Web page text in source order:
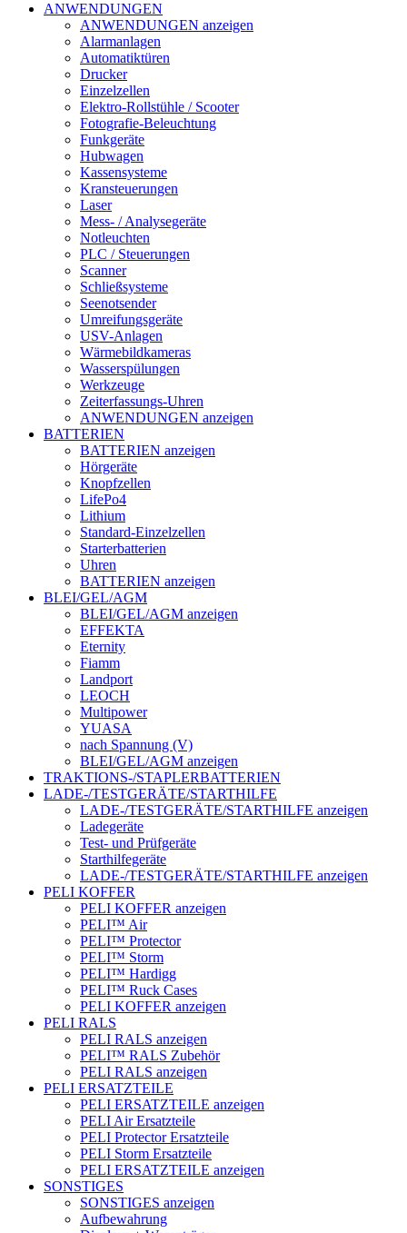
ANWENDUNGEN
ANWENDUNGEN anzeigen
Alarmanlagen
Automatiktüren
Drucker
Einzelzellen
Elektro-Rollstühle / Scooter
Fotografie-Beleuchtung
Funkgeräte
Hubwagen
Kassensysteme
Kransteuerungen
Laser
Mess- / Analysegeräte
Notleuchten
PLC / Steuerungen
Scanner
Schließsysteme
Seenotsender
Umreifungsgeräte
USV-Anlagen
Wärmebildkameras
Wasserspülungen
Werkzeuge
Zeiterfassungs-Uhren
ANWENDUNGEN anzeigen
BATTERIEN
BATTERIEN anzeigen
Hörgeräte
Knopfzellen
LifePo4
Lithium
Standard-Einzelzellen
Starterbatterien
Uhren
BATTERIEN anzeigen
BLEI/GEL/AGM
BLEI/GEL/AGM anzeigen
EFFEKTA
Eternity
Fiamm
Landport
LEOCH
Multipower
YUASA
nach Spannung (V)
BLEI/GEL/AGM anzeigen
TRAKTIONS-/STAPLERBATTERIEN
LADE-/TESTGERÄTE/STARTHILFE
LADE-/TESTGERÄTE/STARTHILFE anzeigen
Ladegeräte
Test- und Prüfgeräte
Starthilfegeräte
LADE-/TESTGERÄTE/STARTHILFE anzeigen
PELI KOFFER
PELI KOFFER anzeigen
PELI™ Air
PELI™ Protector
PELI™ Storm
PELI™ Hardigg
PELI™ Ruck Cases
PELI KOFFER anzeigen
PELI RALS
PELI RALS anzeigen
PELI™ RALS Zubehör
PELI RALS anzeigen
PELI ERSATZTEILE
PELI ERSATZTEILE anzeigen
PELI Air Ersatzteile
PELI Protector Ersatzteile
PELI Storm Ersatzteile
PELI ERSATZTEILE anzeigen
SONSTIGES
SONSTIGES anzeigen
Aufbewahrung